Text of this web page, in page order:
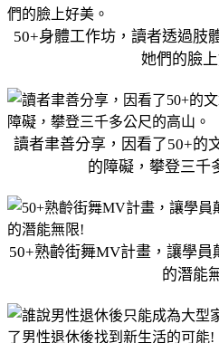
50+身體工作坊，讀者透過肢
她們的臉上
讀者聿善分享，因看了50+的
的障礙，攀登三千
50+熟齡街舞MV計畫，讓學
的潛能